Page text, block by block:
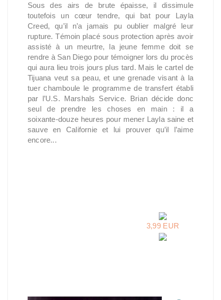
Sous des airs de brute épaisse, il dissimule
toutefois un cœur tendre, qui bat pour Layla
Creed, qu’il n’a jamais pu oublier malgré leur
rupture. Témoin placé sous protection après avoir
assisté à un meurtre, la jeune femme doit se
rendre à San Diego pour témoigner lors du procès
qui aura lieu trois jours plus tard. Mais le cartel de
Tijuana veut sa peau, et une grenade visant à la
tuer chamboule le programme de transfert établi
par l’U.S. Marshals Service. Brian décide donc
seul de prendre les choses en main : il a
soixante-douze heures pour mener Layla saine et
sauve en Californie et lui prouver qu’il l’aime
encore...
3,99 EUR